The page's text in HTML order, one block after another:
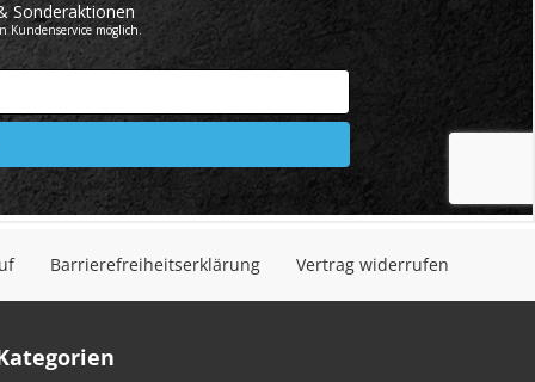
Barrierefreiheitserklärung Vertrag widerrufen